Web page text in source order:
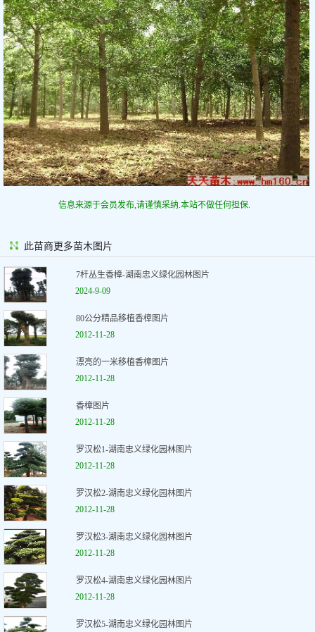
信息来源于会员发布,请谨慎采纳.本站不做任何担保.
此苗商更多苗木图片
7杆丛生香樟-湖南忠义绿化园林图片
2024-9-09
80公分精品移植香樟图片
2012-11-28
漂亮的一米移植香樟图片
2012-11-28
香樟图片
2012-11-28
罗汉松1-湖南忠义绿化园林图片
2012-11-28
罗汉松2-湖南忠义绿化园林图片
2012-11-28
罗汉松3-湖南忠义绿化园林图片
2012-11-28
罗汉松4-湖南忠义绿化园林图片
2012-11-28
罗汉松5-湖南忠义绿化园林图片